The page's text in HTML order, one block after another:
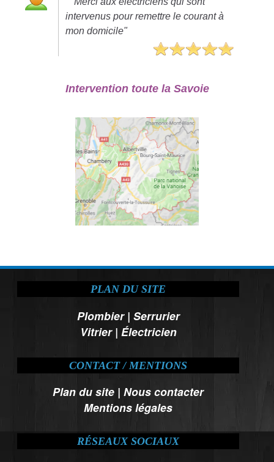
intervenus pour remettre le courant à
mon domicile"
Intervention toute la Savoie
PLAN DU SITE
Plombier| Serrurier
Vitrier| Électricien
CONTACT / MENTIONS
Plan du site |Nous contacter
Mentions légales
RÉSEAUX SOCIAUX